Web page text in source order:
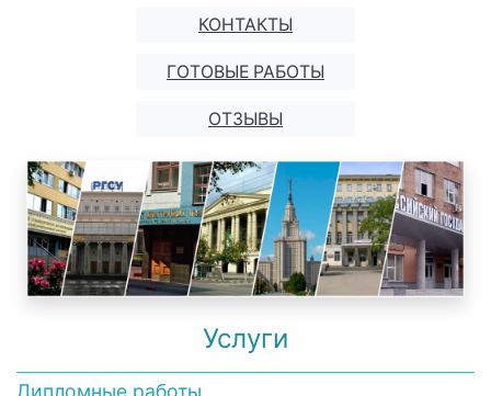
КОНТАКТЫ
ГОТОВЫЕ РАБОТЫ
ОТЗЫВЫ
Услуги
Дипломные работы